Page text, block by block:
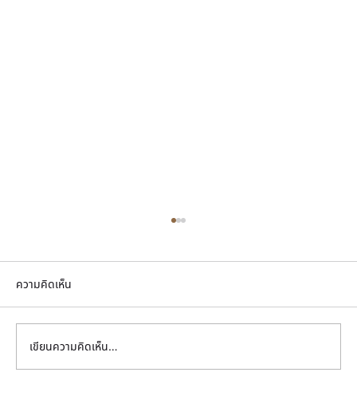
ความคิดเห็น
เขียนความคิดเห็น…